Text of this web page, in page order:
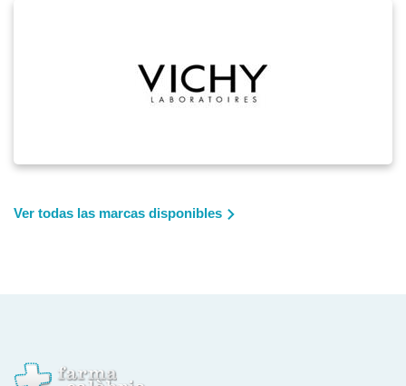
Ver todas las marcas disponibles